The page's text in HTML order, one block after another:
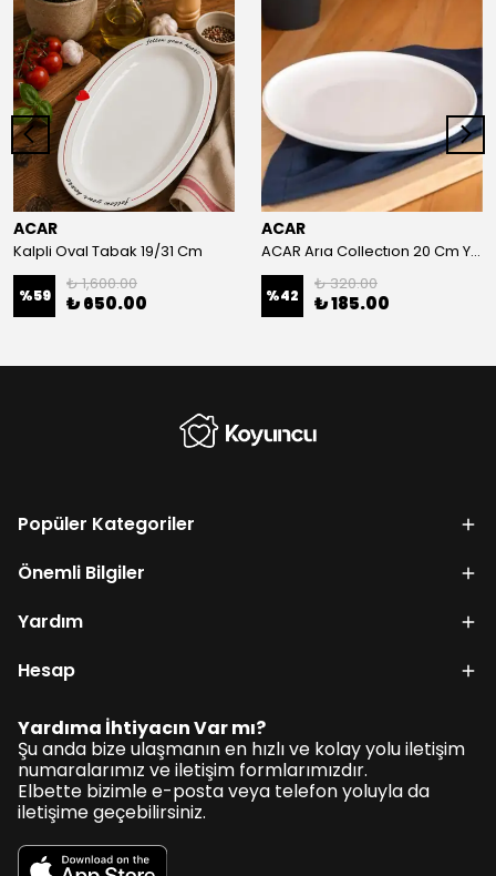
ACAR
Kalpli Oval Tabak 19/31 Cm
%59
₺ 1,600.00
₺ 650.00
ACAR
ACAR Arıa Collectıon 20 Cm Yuvarlak Tabak
%42
₺ 320.00
₺ 185.00
Popüler Kategoriler
Önemli Bilgiler
Yardım
Hesap
Yardıma İhtiyacın Var mı?
Şu anda bize ulaşmanın en hızlı ve kolay yolu iletişim
numaralarımız ve iletişim formlarımızdır.
Elbette bizimle e-posta veya telefon yoluyla da
iletişime geçebilirsiniz.